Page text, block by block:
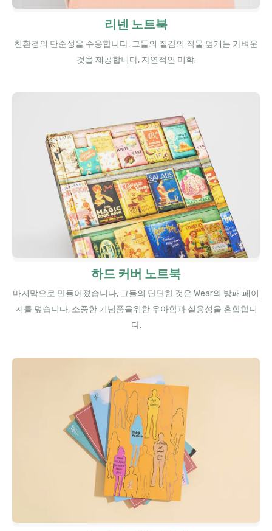
리넨 노트북
친환경의 단순성을 수용합니다, 그들의 질감의 직물 덮개는 가벼운
것을 제공합니다, 자연적인 미학.
하드 커버 노트북
마지막으로 만들어졌습니다, 그들의 단단한 것은 Wear의 방패 페이
지를 덮습니다, 소중한 기념품을위한 우아함과 실용성을 혼합합니
다.